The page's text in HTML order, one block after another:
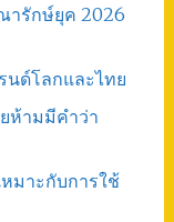
ารักษ์ยุค 2026
นด์โลกและไทย
ห้ามมีคำว่า
มาะกับการใช้